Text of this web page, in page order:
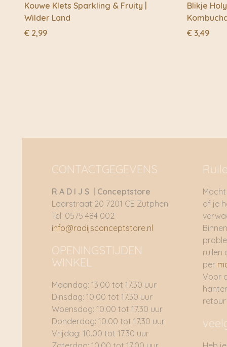
Kouwe Klets Sparkling & Fruity |
Wilder Land
€ 2,99
Blikje
€ 3,49
CONTACTGEGEVENS
R A D I J S | Conceptstore
Laarstraat 20 7201 CE Zutphen
Tel: 0575 484 002
info@radijsconceptstore.nl
OPENINGSTIJDEN
WINKEL
Maandag: 13.00 tot 17.30 uur
Dinsdag: 10.00 tot 17.30 uur
Woensdag: 10.00 tot 17.30 uur
Donderdag: 10.00 tot 17.30 uur
Vrijdag: 10.00 tot 17.30 uur
of je
ruilen
per
Voor